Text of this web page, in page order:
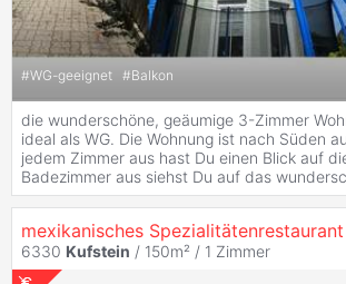
#WG-geeignet #Balkon
die wunderschöne, geäumige 3-Zimmer
ideal als WG. Die Wohnung ist nach Süden
jedem Zimmer aus hast Du einen Blick auf
Badezimmer aus siehst Du auf das
6330 Kufstein / 150m² / 1 Zimmer